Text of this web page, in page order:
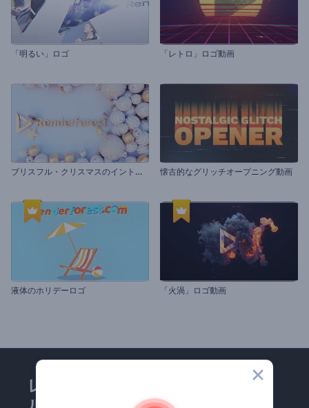
「明るい」ロゴ 「レトロ」ロゴ動画
ブ
リスフル・クリスマスのイントロ動画 懐古的なグリッチオープニング動画
液体のホリデーロゴ 「火渦」ロゴ動画
レンダーフォレストのメー